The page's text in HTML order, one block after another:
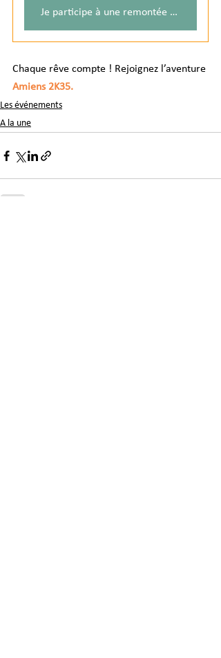
Je participe à une remontée des rêves !
Chaque rêve compte ! Rejoignez l’aventure
Amiens 2K35.
Les événements
A la une